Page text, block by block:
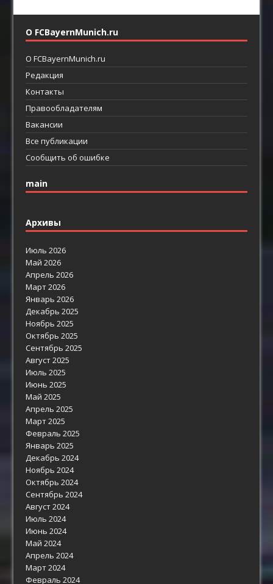
О FCBayernMunich.ru
О FCBayernMunich.ru
Редакция
Контакты
Правообладателям
Вакансии
Все публикации
Сообщить об ошибке
main
Архивы
Июль 2026
Май 2026
Апрель 2026
Март 2026
Январь 2026
Декабрь 2025
Ноябрь 2025
Октябрь 2025
Сентябрь 2025
Август 2025
Июль 2025
Июнь 2025
Май 2025
Апрель 2025
Март 2025
Февраль 2025
Январь 2025
Декабрь 2024
Ноябрь 2024
Октябрь 2024
Сентябрь 2024
Август 2024
Июль 2024
Июнь 2024
Май 2024
Апрель 2024
Март 2024
Февраль 2024